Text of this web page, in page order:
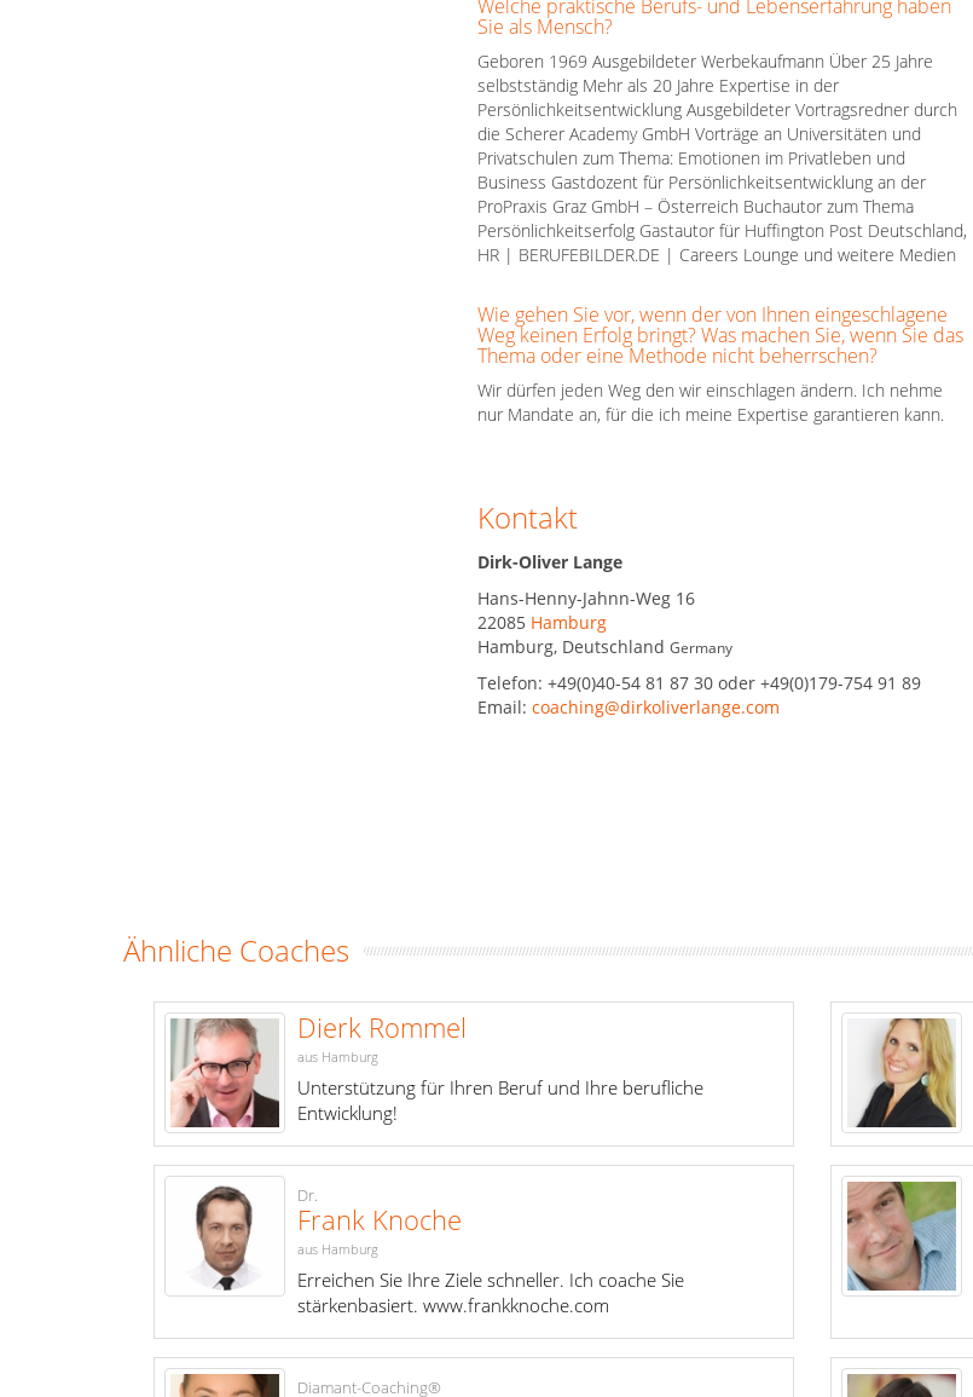
Welche praktische Berufs- und Lebenserfahrung haben
Sie als Mensch?
Geboren 1969 Ausgebildeter Werbekaufmann Über 25 Jahre
selbstständig Mehr als 20 Jahre Expertise in der
Persönlichkeitsentwicklung Ausgebildeter Vortragsredner durch
die Scherer Academy GmbH Vorträge an Universitäten und
Privatschulen zum Thema: Emotionen im Privatleben und
Business Gastdozent für Persönlichkeitsentwicklung an der
ProPraxis Graz GmbH – Österreich Buchautor zum Thema
Persönlichkeitserfolg Gastautor für Huffington Post Deutschland,
HR | BERUFEBILDER.DE | Careers Lounge und weitere Medien
Wie gehen Sie vor, wenn der von Ihnen eingeschlagene
Weg keinen Erfolg bringt? Was machen Sie, wenn Sie das
Thema oder eine Methode nicht beherrschen?
Wir dürfen jeden Weg den wir einschlagen ändern. Ich nehme
nur Mandate an, für die ich meine Expertise garantieren kann.
Kontakt
Dirk-Oliver Lange
Hans-Henny-Jahnn-Weg 16
22085 Hamburg
Hamburg, Deutschland Germany
Telefon: +49(0)40-54 81 87 30 oder +49(0)179-754 91 89
Email: coaching@dirkoliverlange.com
Ähnliche Coaches
Dierk Rommel
aus Hamburg
Unterstützung für Ihren Beruf und Ihre berufliche
Entwicklung!
Dr.
Frank Knoche
aus Hamburg
Erreichen Sie Ihre Ziele schneller. Ich coache Sie
stärkenbasiert. www.frankknoche.com
Diamant-Coaching®